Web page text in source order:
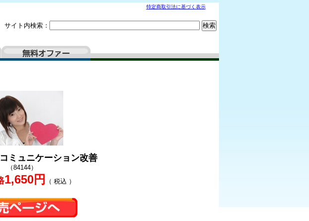
特定商取引法に基づく表示
サイト内検索：
ミュニケーション改善
（84144）
1,650円 （ 税込 ）